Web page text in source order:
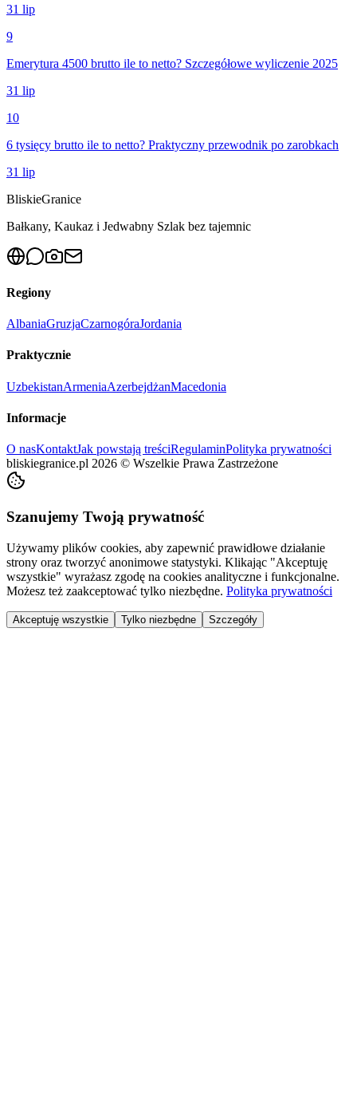
31 lip
9
Emerytura 4500 brutto ile to netto? Szczegółowe wyliczenie 2025
31 lip
10
6 tysięcy brutto ile to netto? Praktyczny przewodnik po zarobkach
31 lip
BliskieGranice
Bałkany, Kaukaz i Jedwabny Szlak bez tajemnic
Regiony
AlbaniaGruzjaCzarnogóraJordania
Praktycznie
UzbekistanArmeniaAzerbejdżanMacedonia
Informacje
O nasKontaktJak powstają treściRegulaminPolityka prywatności
bliskiegranice.pl 2026 © Wszelkie Prawa Zastrzeżone
Szanujemy Twoją prywatność
Używamy plików cookies, aby zapewnić prawidłowe działanie
strony oraz tworzyć anonimowe statystyki. Klikając "Akceptuję
wszystkie" wyrażasz zgodę na cookies analityczne i funkcjonalne.
Możesz też zaakceptować tylko niezbędne. Polityka prywatności
Akceptuję wszystkie Tylko niezbędne Szczegóły